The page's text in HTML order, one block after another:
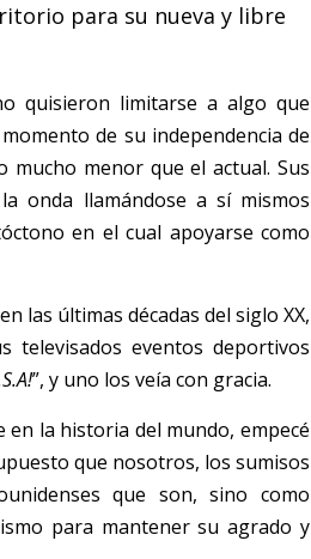
para su nueva y libre
quisieron limitarse a algo que
de su independencia de
menor que el actual. Sus
onda llamándose a sí mismos
en el cual apoyarse como
las últimas décadas del siglo XX,
televisados eventos deportivos
”, y uno los veía con gracia.
la historia del mundo, empecé
que nosotros, los sumisos
que son, sino como
para mantener su agrado y